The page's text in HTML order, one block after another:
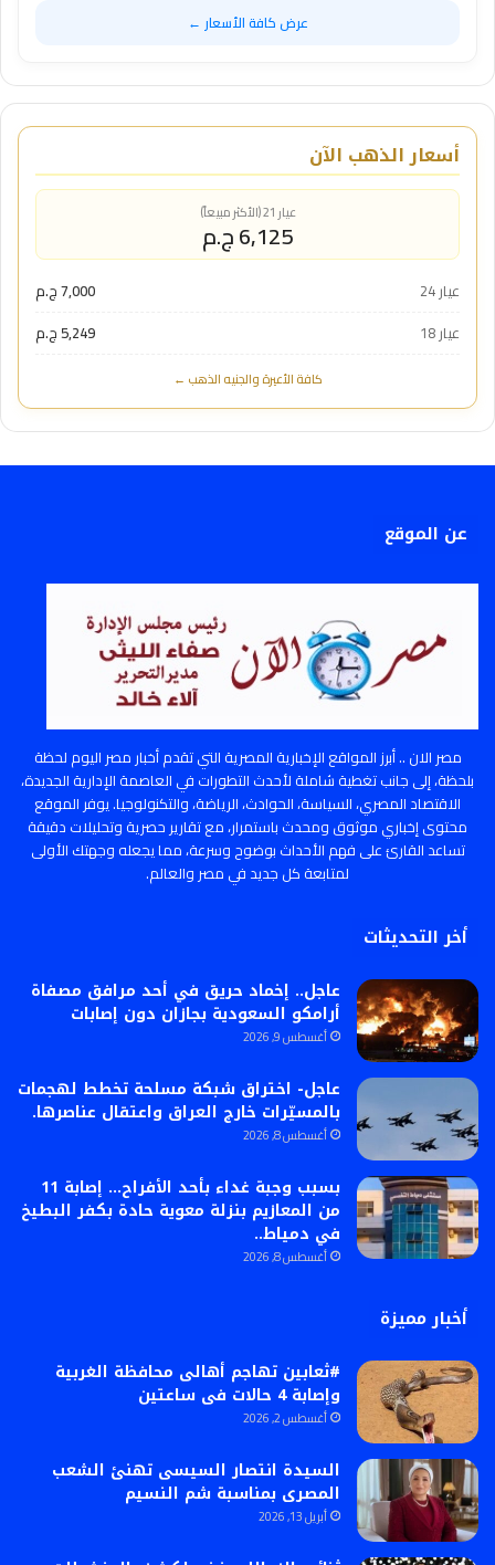
عرض كافة الأسعار ←
أسعار الذهب الآن
عيار 21 (الأكثر مبيعاً)
6,125 ج.م
عيار 24
7,000 ج.م
عيار 18
5,249 ج.م
كافة الأعيرة والجنيه الذهب ←
عن الموقع
مصر الان .. أبرز المواقع الإخبارية المصرية التي تقدم أخبار مصر اليوم لحظة
بلحظة، إلى جانب تغطية شاملة لأحدث التطورات في العاصمة الإدارية الجديدة،
الاقتصاد المصري، السياسة، الحوادث، الرياضة، والتكنولوجيا. يوفر الموقع
محتوى إخباري موثوق ومحدث باستمرار، مع تقارير حصرية وتحليلات دقيقة
تساعد القارئ على فهم الأحداث بوضوح وسرعة، مما يجعله وجهتك الأولى
لمتابعة كل جديد في مصر والعالم.
أخر التحديثات
عاجل.. إخماد حريق في أحد مرافق مصفاة
أرامكو السعودية بجازان دون إصابات
أغسطس 9, 2026
عاجل- اختراق شبكة مسلحة تخطط لهجمات
بالمسيّرات خارج العراق واعتقال عناصرها.
أغسطس 8, 2026
بسبب وجبة غداء بأحد الأفراح… إصابة 11
من المعازيم بنزلة معوية حادة بكفر البطيخ
في دمياط..
أغسطس 8, 2026
أخبار مميزة
#ثعابين تهاجم أهالى محافظة الغربية
وإصابة 4 حالات فى ساعتين
أغسطس 2, 2026
السيدة انتصار السيسى تهنئ الشعب
المصرى بمناسبة شم النسيم
أبريل 13, 2026